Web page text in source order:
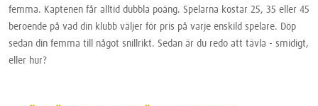
femma. Kaptenen får alltid dubbla poäng. Spelarna kostar 25, 35 eller 45
beroende på vad din klubb väljer för pris på varje enskild spelare. Döp
sedan din femma till något snillrikt. Sedan är du redo att tävla - smidigt,
eller hur?